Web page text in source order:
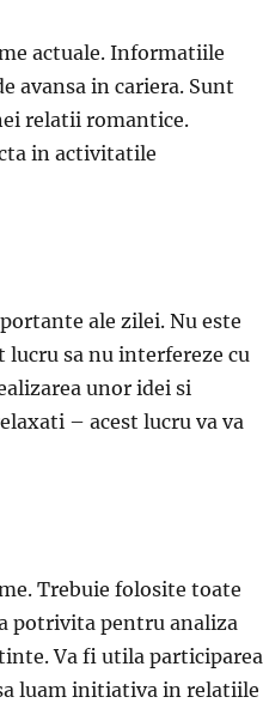
actuale. Informatiile
avansa in cariera. Sunt
relatii romantice.
in activitatile
ale zilei. Nu este
lucru sa nu interfereze cu
unor idei si
– acest lucru va va
Trebuie folosite toate
potrivita pentru analiza
Va fi utila participarea
luam initiativa in relatiile